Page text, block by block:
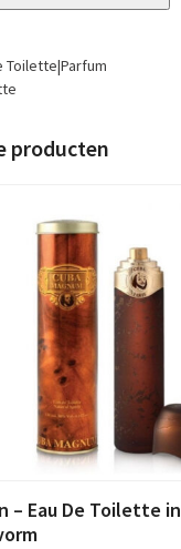
Toilette|Parfum
producten
– Eau De Toilette in